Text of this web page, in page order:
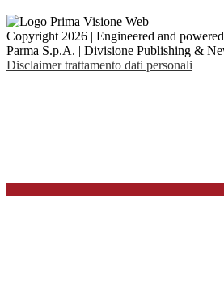
Copyright 2026 | Engineered and
Parma S.p.A. | Divisione Publishing &
Disclaimer trattamento dati personali